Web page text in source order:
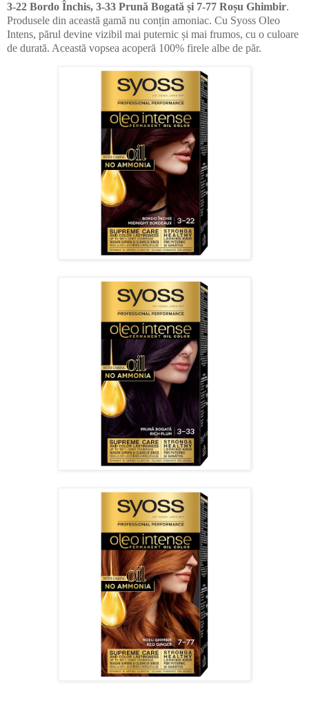
3-22 Bordo Închis, 3-33 Prună Bogată și 7-77 Roșu Ghimbir.
Produsele din această gamă nu conțin amoniac. Cu Syoss Oleo
Intens, părul devine vizibil mai puternic și mai frumos, cu o culoare
de durată. Această vopsea acoperă 100% firele albe de păr.